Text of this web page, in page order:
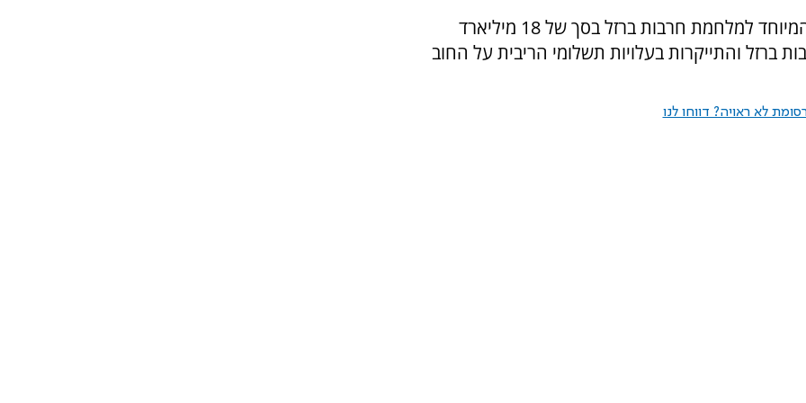
זאת בשל העיכוב בהגעתו של הסיוע האמריקאי המיוחד למלחמת חרבות ברזל בסך של 18 מיליארד
והתייקרות בעלויות תשלומי הריבית על החוב
לא ראויה? דווחו לנו